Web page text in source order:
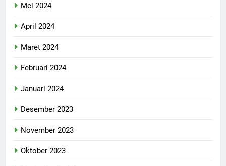
Mei 2024
April 2024
Maret 2024
Februari 2024
Januari 2024
Desember 2023
November 2023
Oktober 2023